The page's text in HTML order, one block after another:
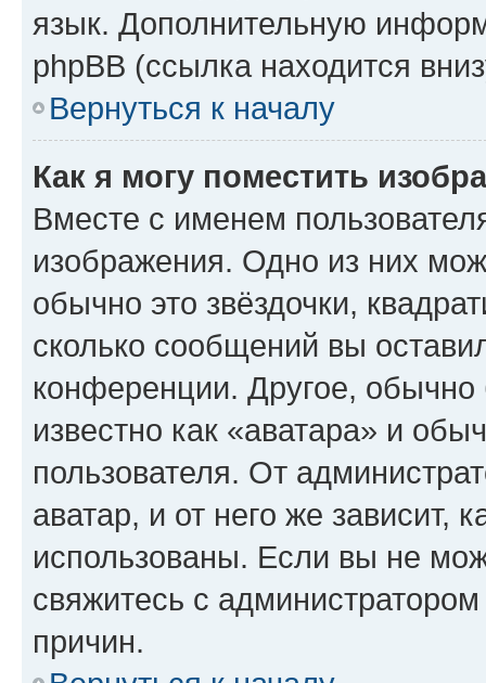
язык. Дополнительную
phpBB (ссылка находится
Вернуться к началу
Как я могу поместить
Вместе с именем
изображения. Одно из них
обычно это звёздочки,
сколько сообщений вы
конференции. Другое,
известно как «аватара» и
пользователя. От
аватар, и от него же зависит,
использованы. Если вы не
свяжитесь с
причин.